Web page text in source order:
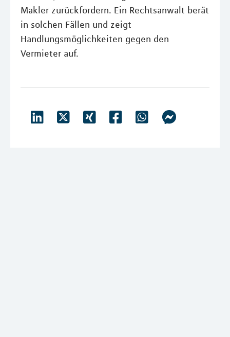
Makler zurückfordern. Ein Rechtsanwalt berät
in solchen Fällen und zeigt
Handlungsmöglichkeiten gegen den
Vermieter auf.